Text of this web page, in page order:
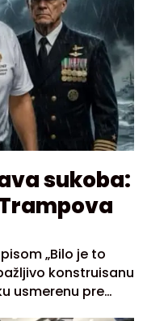
sukoba:
„Bilo je to
konstruisanu
usmerenu pre